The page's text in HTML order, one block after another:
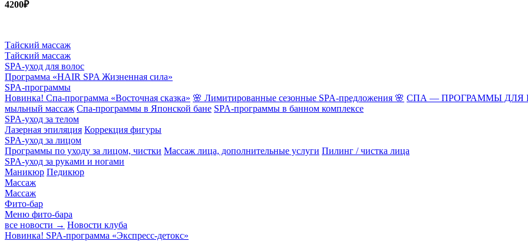
4200₽
Тайский массаж
Тайский массаж
SPA-уход для волос
Программа «HAIR SPA Жизненная сила»
SPA-программы
Новинка! Спа-программа «Восточная сказка» 🌸 Лимитированные сезонные SPA-предложения 🌸 СПА — ПРОГРАММЫ ДЛЯ
мыльный массаж Спа-программы в Японской бане SPA-программы в банном комплексе
SPA-уход за телом
Лазерная эпиляция Коррекция фигуры
SPA-уход за лицом
Программы по уходу за лицом, чистки Массаж лица, дополнительные услуги Пилинг / чистка лица
SPA-уход за руками и ногами
Маникюр Педикюр
Массаж
Массаж
Фито-бар
Меню фито-бара
все новости → Новости клуба
Новинка! SPA-программа «Экспресс-детокс»